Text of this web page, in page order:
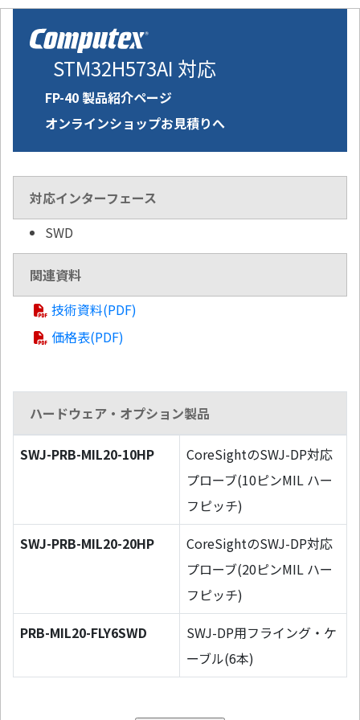
STM32H573AI 対応
FP-40 製品紹介ページ
オンラインショップお見積りへ
対応インターフェース
SWD
関連資料
技術資料(PDF)
価格表(PDF)
ハードウェア・オプション製品
SWJ-PRB-MIL20-10HP
CoreSightのSWJ-DP対応
プローブ(10ピンMIL ハー
フピッチ)
SWJ-PRB-MIL20-20HP
CoreSightのSWJ-DP対応
プローブ(20ピンMIL ハー
フピッチ)
PRB-MIL20-FLY6SWD
SWJ-DP用フライング・ケ
ーブル(6本)